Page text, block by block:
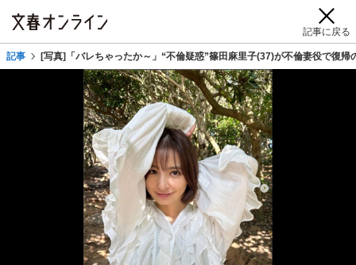
記事に戻る
記事 [写真]「バレちゃったか～」“不倫疑惑”篠田麻里子(37)が不倫妻役で復